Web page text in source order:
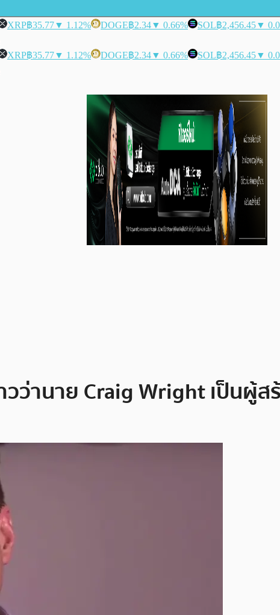
XRP฿35.77▼ 1.12% DOGE฿2.34▼ 0.66% SOL฿2,456.45▼
XRP฿35.77▼ 1.12% DOGE฿2.34▼ 0.66% SOL฿2,456.45▼
านาย Craig Wright เป็นผู้ส